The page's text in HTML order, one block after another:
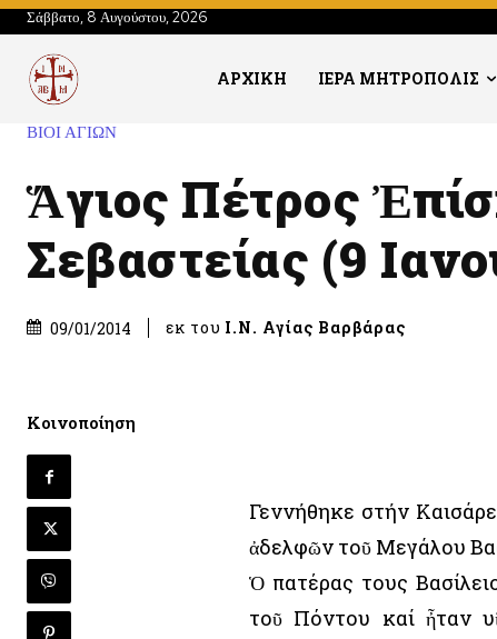
Σάββατο, 8 Αυγούστου, 2026
ΑΡΧΙΚΗ ΙΕΡΑ ΜΗΤΡΟΠΟΛΙΣ
ΒΙΟΙ ΑΓΙΩΝ
Ἅγιος Πέτρος
Σεβαστείας (9
09/01/2014 εκ του Ι.Ν. Αγίας Βαρβάρας
Κοινοποίηση
Γεννήθηκε στήν
ἀδελφῶν τοῦ Μεγάλου
Ὁ πατέρας τους
τοῦ Πόντου καί ἦταν